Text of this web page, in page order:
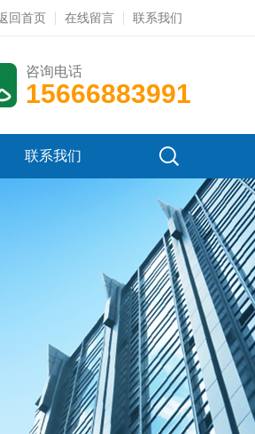
回首页 在线留言 联系我们
咨询电话
15666883991
联系我们